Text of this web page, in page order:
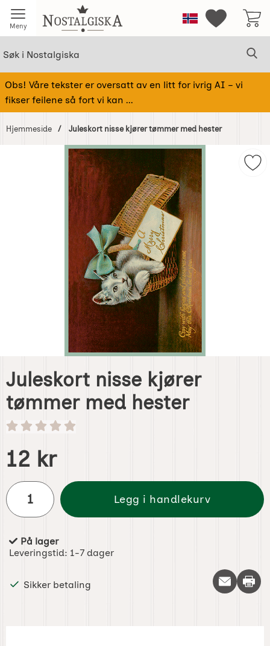
Meny Startsiden for NostalgiskaNorge Mine
Obs! Våre tekster er oversatt av en litt for ivrig AI – vi
fikser feilene så fort vi kan ...
Hjemmeside Juleskort nisse kjører tømmer med hester
Juleskort nisse kjører
tømmer med hester
Handle dette produktet, Juleskort nisse kjører tømmer
pris
12 kr
antall
Legg i handlekurv
Produkttilgjengelighet:
På lager
Leveringstid: 1-7 dager
Sikker betaling Skriv